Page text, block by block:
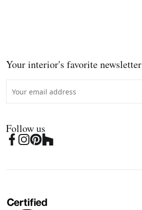
Your interior's favorite newsletter
Follow us